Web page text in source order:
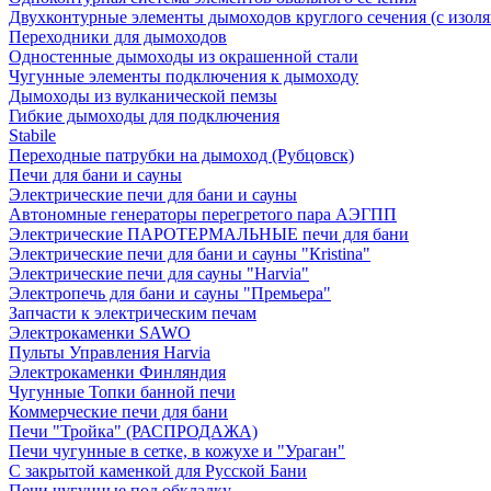
Двухконтурные элементы дымоходов круглого сечения (с
Переходники для дымоходов
Одностенные дымоходы из окрашенной стали
Чугунные элементы подключения к дымоходу
Дымоходы из вулканической пемзы
Гибкие дымоходы для подключения
Stabile
Переходные патрубки на дымоход (Рубцовск)
Печи для бани и сауны
Электрические печи для бани и сауны
Автономные генераторы перегретого пара АЭГПП
Электрические ПАРОТЕРМАЛЬНЫЕ печи для бани
Электрические печи для бани и сауны "Кristina"
Электрические печи для сауны "Harvia"
Электропечь для бани и сауны "Премьера"
Запчасти к электрическим печам
Электрокаменки SAWO
Пульты Управления Harvia
Электрокаменки Финляндия
Чугунные Топки банной печи
Коммерческие печи для бани
Печи "Тройка" (РАСПРОДАЖА)
Печи чугунные в сетке, в кожухе и "Ураган"
С закрытой каменкой для Русской Бани